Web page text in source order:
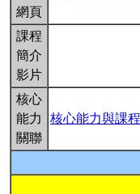
網頁
課程
簡介
影片
核心
能力
關聯
核心能力與課